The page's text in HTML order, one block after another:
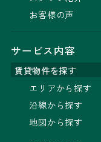
お客様の声
サービス内容
賃貸物件を探す
エリアから探す
沿線から探す
地図から探す